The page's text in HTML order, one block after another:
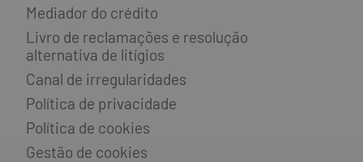
Mediador do crédito
Livro de reclamações e resolução
alternativa de litígios
Canal de irregularidades
Política de privacidade
Política de cookies
Gestão de cookies